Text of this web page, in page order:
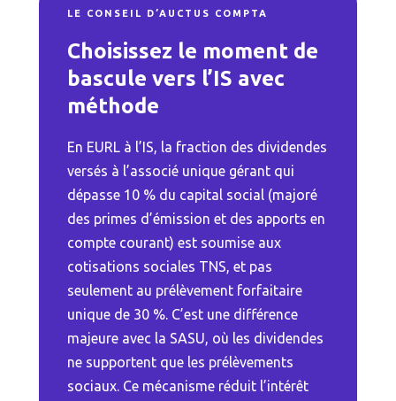
LE CONSEIL D’AUCTUS COMPTA
Choisissez le moment de
bascule vers l’IS avec
méthode
En EURL à l’IS, la fraction des dividendes
versés à l’associé unique gérant qui
dépasse 10 % du capital social (majoré
des primes d’émission et des apports en
compte courant) est soumise aux
cotisations sociales TNS, et pas
seulement au prélèvement forfaitaire
unique de 30 %. C’est une différence
majeure avec la SASU, où les dividendes
ne supportent que les prélèvements
sociaux. Ce mécanisme réduit l’intérêt